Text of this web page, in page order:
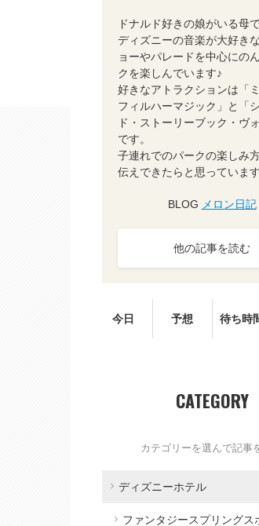
ドナルド好きの娘がいる母で
ディズニーの音楽が大好き
ョーやパレードを中心にの
クを楽しんでいます♪
好きなアトラクションは「
フィルハーマジック」と「
ド・ストーリーブック・ヴ
です。
子連れでのパークの楽しみ
伝えできたらと思っています
BLOG メロン日記
他の記事を読む
今日 予想 待ち時
CATEGORY
カテゴリーを選んで記事
ディズニーホテル
ファンタジースプリングスホテ